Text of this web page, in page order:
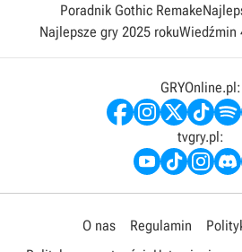
Poradnik Gothic Remake
Najlepsze gry 2025 rokuWiedźmin
GRYOnline.pl:
tvgry.pl:
O nas Regulamin